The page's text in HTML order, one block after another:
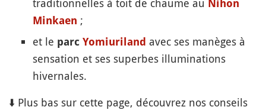
traditionnelles à toit de chaume au Nihon
Minkaen ;
et le parc Yomiuriland avec ses manèges à
sensation et ses superbes illuminations
hivernales.
⬇️ Plus bas sur cette page, découvrez nos conseils